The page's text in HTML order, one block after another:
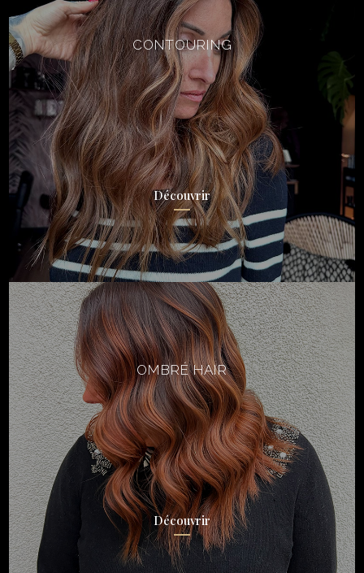
CONTOURING
Découvrir
OMBRÉ HAIR
Découvrir